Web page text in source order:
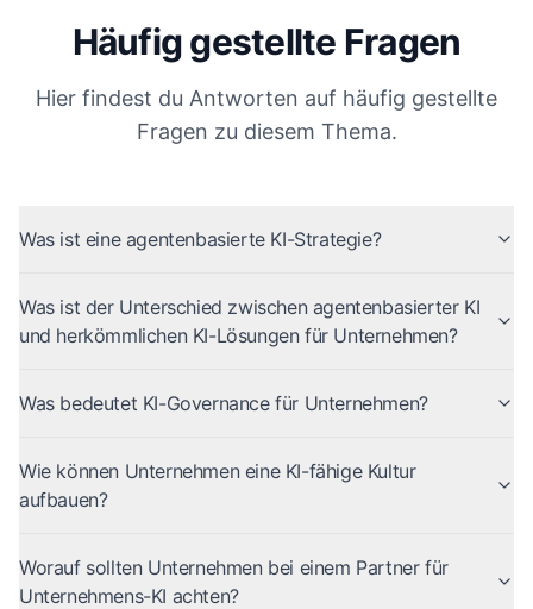
Häufig gestellte Fragen
Hier findest du Antworten auf häufig gestellte
Fragen zu diesem Thema.
Was ist eine agentenbasierte KI-Strategie?
Was ist der Unterschied zwischen agentenbasierter KI
und herkömmlichen KI-Lösungen für Unternehmen?
Was bedeutet KI-Governance für Unternehmen?
Wie können Unternehmen eine KI-fähige Kultur
aufbauen?
Worauf sollten Unternehmen bei einem Partner für
Unternehmens-KI achten?